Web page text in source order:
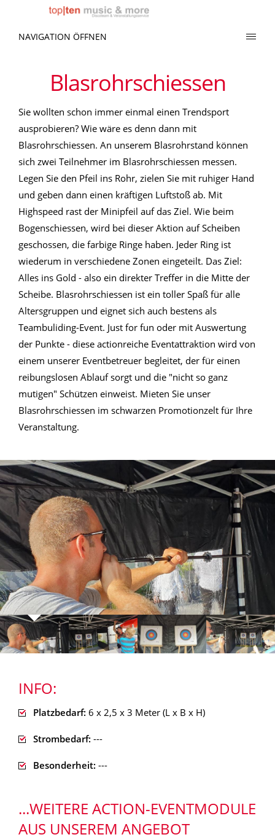
NAVIGATION ÖFFNEN
Blasrohrschiessen
Sie wollten schon immer einmal einen Trendsport
ausprobieren? Wie wäre es denn dann mit
Blasrohrschiessen. An unserem Blasrohrstand können
sich zwei Teilnehmer im Blasrohrschiessen messen.
Legen Sie den Pfeil ins Rohr, zielen Sie mit ruhiger Hand
und geben dann einen kräftigen Luftstoß ab. Mit
Highspeed rast der Minipfeil auf das Ziel. Wie beim
Bogenschiessen, wird bei dieser Aktion auf Scheiben
geschossen, die farbige Ringe haben. Jeder Ring ist
wiederum in verschiedene Zonen eingeteilt. Das Ziel:
Alles ins Gold - also ein direkter Treffer in die Mitte der
Scheibe. Blasrohrschiessen ist ein toller Spaß für alle
Altersgruppen und eignet sich auch bestens als
Teambuliding-Event. Just for fun oder mit Auswertung
der Punkte - diese actionreiche Eventattraktion wird von
einem unserer Eventbetreuer begleitet, der für einen
reibungslosen Ablauf sorgt und die "nicht so ganz
mutigen" Schützen einweist. Mieten Sie unser
Blasrohrschiessen im schwarzen Promotionzelt für Ihre
Veranstaltung.
INFO:
Platzbedarf: 6 x 2,5 x 3 Meter (L x B x H)
Strombedarf: ---
Besonderheit: ---
...WEITERE ACTION-EVENTMODULE
AUS UNSEREM ANGEBOT